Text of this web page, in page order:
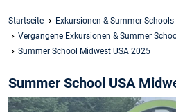
Startseite
Exkursionen & Summer Schools
Vergangene Exkursionen & Summer
Summer School Midwest USA 2025
Summer School USA